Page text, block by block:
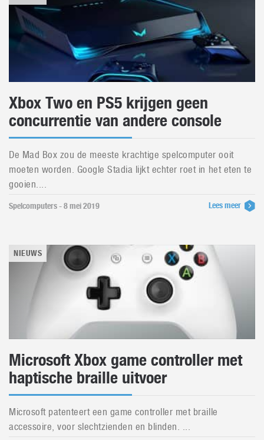
Xbox Two en PS5 krijgen geen
concurrentie van andere console
De Mad Box zou de meeste krachtige spelcomputer ooit
moeten worden. Google Stadia lijkt echter roet in het eten te
gooien....
Spelcomputers - 8 mei 2019 Lees meer
NIEUWS
Microsoft Xbox game controller met
haptische braille uitvoer
Microsoft patenteert een game controller met braille
accessoire, voor slechtzienden en blinden. ...